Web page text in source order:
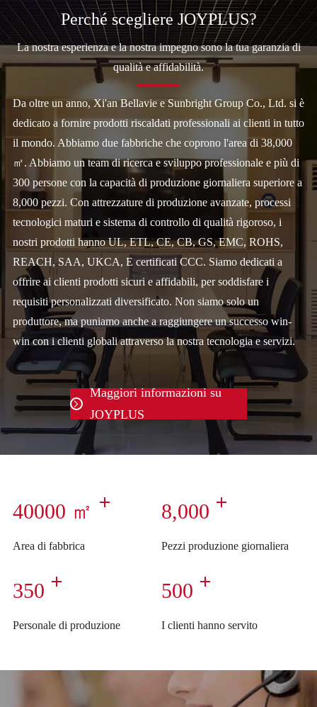
Perché scegliere JOYPLUS?
La nostra esperienza e la nostra impegno sono la tua garanzia di
qualità e affidabilità.
Da oltre un anno, Xi'an Bellavie e Sunbright Group Co., Ltd. si è
dedicato a fornire prodotti riscaldati professionali ai clienti in tutto
il mondo. Abbiamo due fabbriche che coprono l'area di 38,000
㎡. Abbiamo un team di ricerca e sviluppo professionale e più di
300 persone con la capacità di produzione giornaliera superiore a
8,000 pezzi. Con attrezzature di produzione avanzate, processi
tecnologici maturi e sistema di controllo di qualità rigoroso, i
nostri prodotti hanno UL, ETL, CE, CB, GS, EMC, ROHS,
REACH, SAA, UKCA, E certificati CCC. Siamo dedicati a
offrire ai clienti prodotti sicuri e affidabili, per soddisfare i
requisiti personalizzati diversificato. Non siamo solo un
produttore, ma puniamo anche a raggiungere un successo win-
win con i clienti globali attraverso la nostra tecnologia e servizi.

Maggiori informazioni su
JOYPLUS
40000 ㎡
Area di fabbrica
8,000
Pezzi produzione giornaliera
350
Personale di produzione
500
I clienti hanno servito